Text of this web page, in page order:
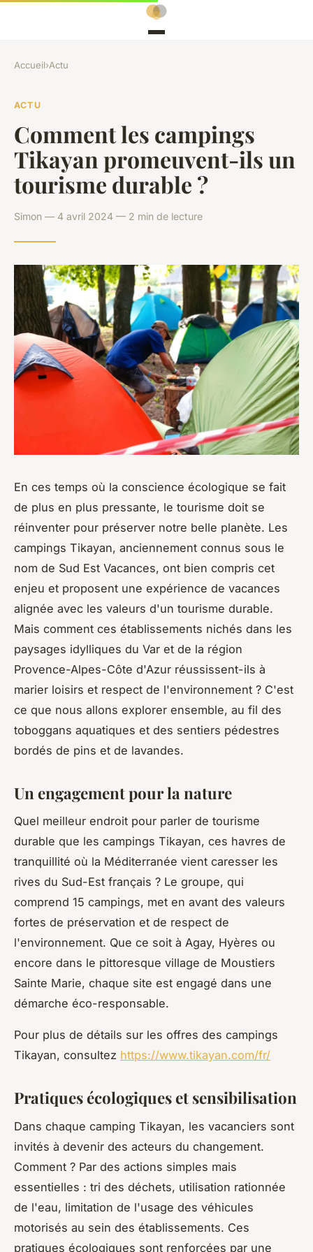
Accueil›Actu
ACTU
Comment les campings
Tikayan promeuvent-ils un
tourisme durable ?
Simon — 4 avril 2024 — 2 min de lecture
En ces temps où la conscience écologique se fait
de plus en plus pressante, le tourisme doit se
réinventer pour préserver notre belle planète. Les
campings Tikayan, anciennement connus sous le
nom de Sud Est Vacances, ont bien compris cet
enjeu et proposent une expérience de vacances
alignée avec les valeurs d'un tourisme durable.
Mais comment ces établissements nichés dans les
paysages idylliques du Var et de la région
Provence-Alpes-Côte d'Azur réussissent-ils à
marier loisirs et respect de l'environnement ? C'est
ce que nous allons explorer ensemble, au fil des
toboggans aquatiques et des sentiers pédestres
bordés de pins et de lavandes.
Un engagement pour la nature
Quel meilleur endroit pour parler de tourisme
durable que les campings Tikayan, ces havres de
tranquillité où la Méditerranée vient caresser les
rives du Sud-Est français ? Le groupe, qui
comprend 15 campings, met en avant des valeurs
fortes de préservation et de respect de
l'environnement. Que ce soit à Agay, Hyères ou
encore dans le pittoresque village de Moustiers
Sainte Marie, chaque site est engagé dans une
démarche éco-responsable.
Pour plus de détails sur les offres des campings
Tikayan, consultez https://www.tikayan.com/fr/
Pratiques écologiques et sensibilisation
Dans chaque camping Tikayan, les vacanciers sont
invités à devenir des acteurs du changement.
Comment ? Par des actions simples mais
essentielles : tri des déchets, utilisation rationnée
de l'eau, limitation de l'usage des véhicules
motorisés au sein des établissements. Ces
pratiques écologiques sont renforcées par une